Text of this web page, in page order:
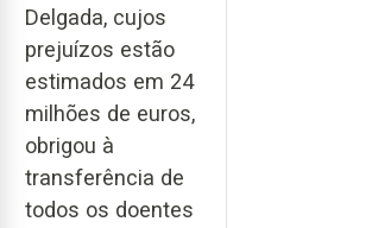
Delgada, cujos
prejuízos estão
estimados em 24
milhões de euros,
obrigou à
transferência de
todos os doentes